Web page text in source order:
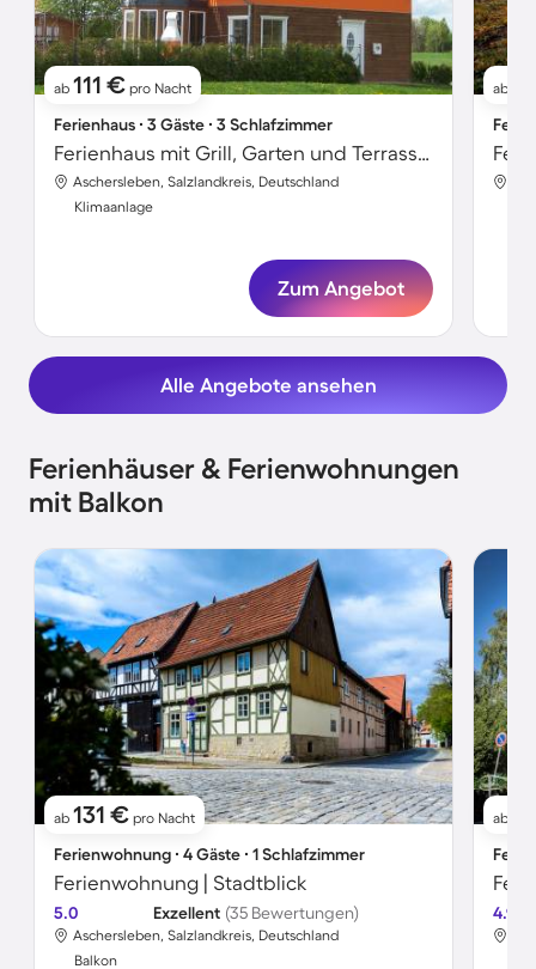
ab 111 € pro Nacht
Ferienhaus ∙ 3 Gäste ∙ 3 Schlafzimmer
Ferienhaus mit Grill, Garten und Terrasse | Seeblick
Aschersleben, Salzlandkreis, Deutschland
Klimaanlage
Zum Angebot
ab
Alle Angebote ansehen
Ferienhäuser & Ferienwohnungen
mit Balkon
ab 131 € pro Nacht
Ferienwohnung ∙ 4 Gäste ∙ 1 Schlafzimmer
Ferienwohnung | Stadtblick
5.0 Exzellent (35 Bewertungen)
Aschersleben, Salzlandkreis, Deutschland
Balkon
ab
4.9